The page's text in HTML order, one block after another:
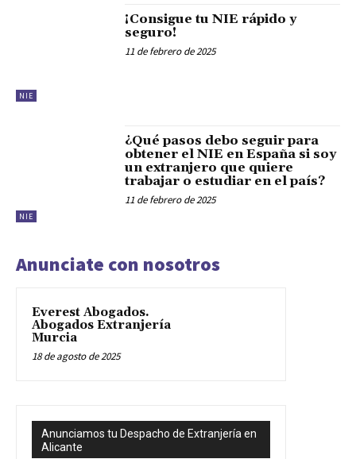
NIE
¡Consigue tu NIE rápido y
seguro!
11 de febrero de 2025
NIE
¿Qué pasos debo seguir para
obtener el NIE en España si soy
un extranjero que quiere
trabajar o estudiar en el país?
11 de febrero de 2025
Anunciate con nosotros
Everest Abogados.
Abogados Extranjería
Murcia
18 de agosto de 2025
Anunciamos tu Despacho de Extranjería en
Alicante